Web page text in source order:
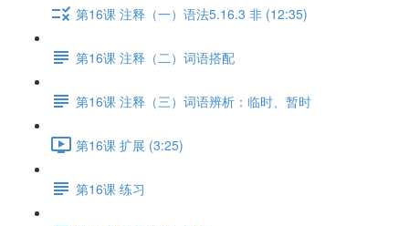
第16课 注释（一）语法5.16.3 非 (12:35)
第16课 注释（二）词语搭配
第16课 注释（三）词语辨析：临时、暂时
第16课 扩展 (3:25)
第16课 练习